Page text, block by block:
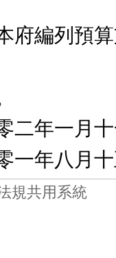
府編列預
二年一月
一年八月
規共用系統